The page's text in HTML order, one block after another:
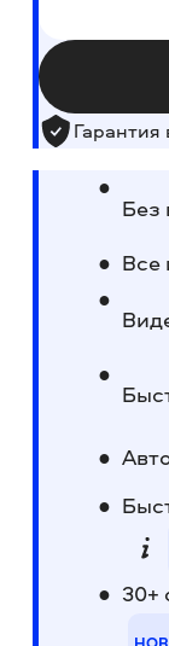
Гарантия
Без
Все
30+